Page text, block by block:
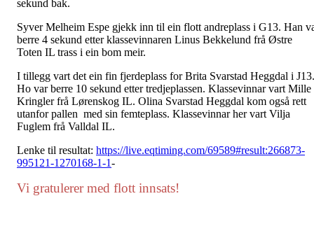
sekund bak.
Syver Melheim Espe gjekk inn til ein flott andreplass i G13. Han
berre 4 sekund etter klassevinnaren Linus Bekkelund frå Østre
Toten IL trass i ein bom meir.
I tillegg vart det ein fin fjerdeplass for Brita Svarstad Heggdal i J13.
Ho var berre 10 sekund etter tredjeplassen. Klassevinnar vart Mille
Kringler frå Lørenskog IL. Olina Svarstad Heggdal kom også rett
utanfor pallen med sin femteplass. Klassevinnar her vart Vilja
Fuglem frå Valldal IL.
Lenke til resultat: https://live.eqtiming.com/69589#result:266873-
995121-1270168-1-1-
Vi gratulerer med flott innsats!